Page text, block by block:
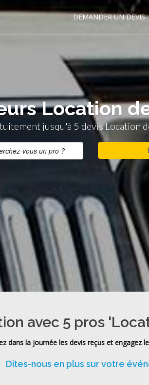
DEMANDER UN DEVIS
Location
jusqu'à 5 devis Location
avec 5 pros
dans la journée les devis reçus et engagez
Dites-nous en plus sur votre